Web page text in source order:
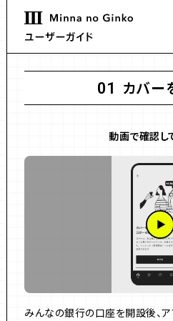
01 カバー
動画で確認し
みんなの銀行の口座を開設後、ア